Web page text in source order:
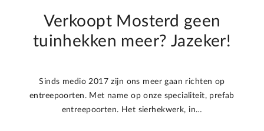
Verkoopt Mosterd geen
tuinhekken meer? Jazeker!
Sinds medio 2017 zijn ons meer gaan richten op
entreepoorten. Met name op onze specialiteit, prefab
entreepoorten. Het sierhekwerk, in…